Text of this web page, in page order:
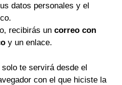
datos personales y el
recibirás un correo con
y un enlace.
te servirá desde el
con el que hiciste la